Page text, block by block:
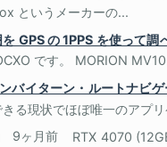
というメーカーの...
GPS の 1PPS を使って調
です。 MORION
バイターン・ルートナビゲ
る現状でほぼ唯一のアプ
9ヶ月前
RTX 4070